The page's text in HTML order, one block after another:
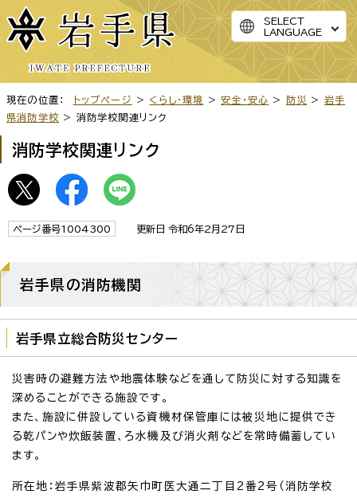
SELECT
LANGUAGE
現在の位置： トップページ > くらし・環境 >安全・安心 > 防災 > 岩手
県消防学校 > 消防学校関連リンク
消防学校関連リンク
ページ番号1004300 更新日 令和6年2月27日
岩手県の消防機関
岩手県立総合防災センター
災害時の避難方法や地震体験などを通して防災に対する知識を
深めることができる施設です。
また、施設に併設している資機材保管庫には被災地に提供でき
る乾パンや炊飯装置、ろ水機及び消火剤などを常時備蓄してい
ます。
所在地：岩手県紫波郡矢巾町医大通二丁目2番2号（消防学校